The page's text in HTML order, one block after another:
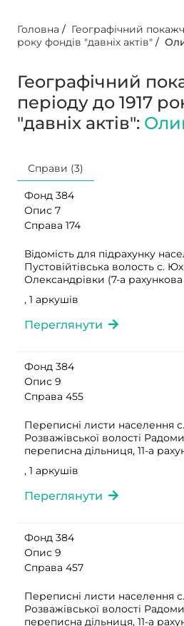
Головна / Географічний
року фондів "давніх актів" /
Географічний
періоду до 1917
"давніх актів":
Справи (3)
Фонд 384
Опис 7
Справа 174
Відомість для підрахунку
Пустовійтівська волость с.
Олександрівки (7-а
, 1 аркушів
Переглянути
Фонд 384
Опис 9
Справа 455
Переписні листи населення
Розважівської волості
переписна дільниця, 11-а
, 1 аркушів
Переглянути
Фонд 384
Опис 9
Справа 457
Переписні листи населення
Розважівської волості
переписна дільниця, 11-а